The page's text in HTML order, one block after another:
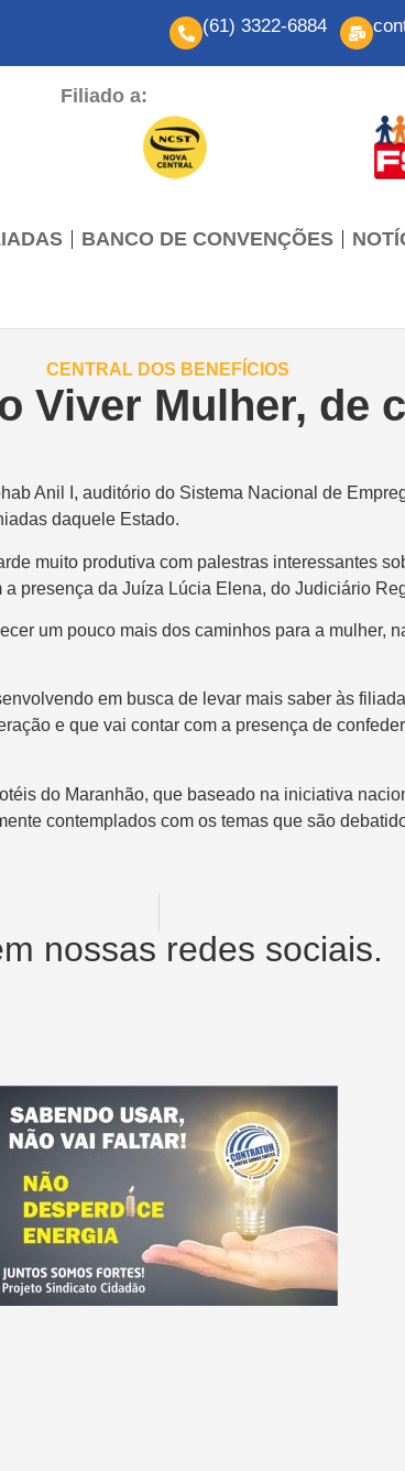
(61) 3322-6884
Filiado a:
BANCO DE CONVENÇÕES
Viver Mulher, de
Anil I, auditório do Sistema Nacional de
daquele Estado.
muito produtiva com palestras interessantes
presença da Juíza Lúcia Elena, do Judiciário
um pouco mais dos caminhos para a mulher,
em busca de levar mais saber às
e que vai contar com a presença de
do Maranhão, que baseado na iniciativa
contemplados com os temas que são
nossas redes sociais.